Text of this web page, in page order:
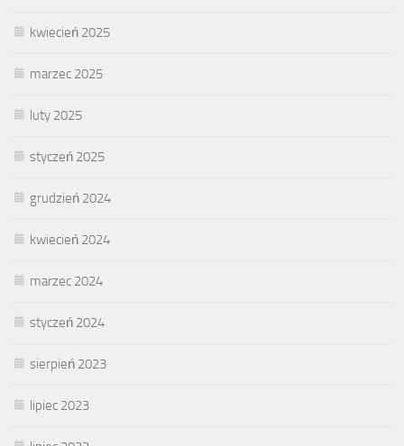
kwiecień 2025
marzec 2025
luty 2025
styczeń 2025
grudzień 2024
kwiecień 2024
marzec 2024
styczeń 2024
sierpień 2023
lipiec 2023